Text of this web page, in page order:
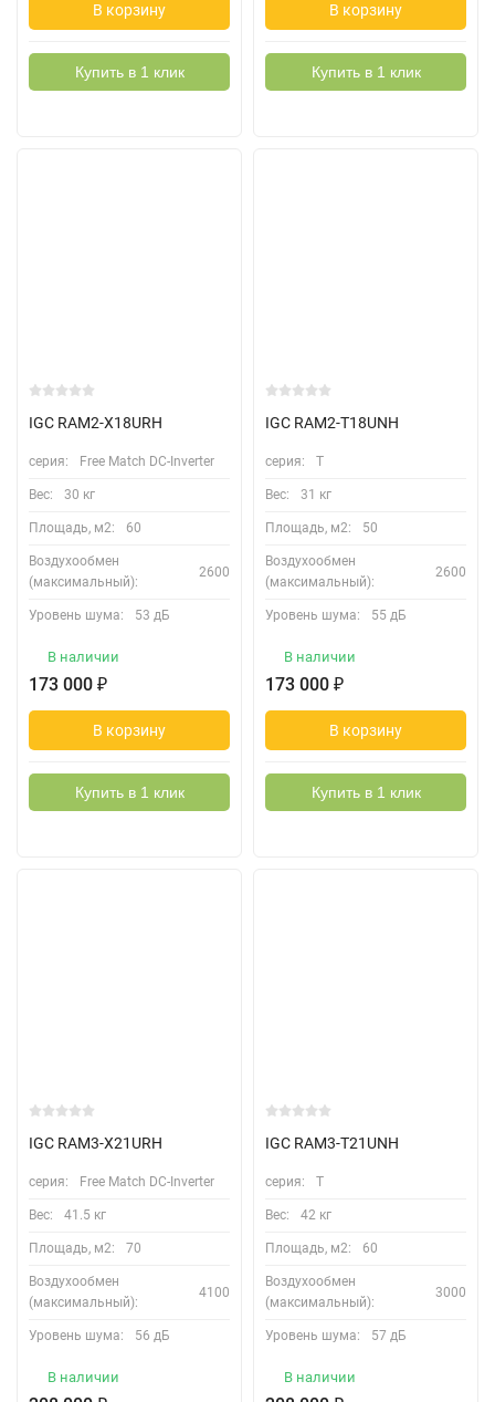
В корзину
Купить в 1 клик
В корзину
Купить в 1 клик
IGC RAM2-X18URH
серия: Free Match DC-Inverter
Вес: 30 кг
Площадь, м2: 60
Воздухообмен
(максимальный):
2600
Уровень шума: 53 дБ
В наличии
173 000 ₽
В корзину
Купить в 1 клик
IGC RAM2-T18UNH
серия: Т
Вес: 31 кг
Площадь, м2: 50
Воздухообмен
(максимальный):
2600
Уровень шума: 55 дБ
В наличии
173 000 ₽
В корзину
Купить в 1 клик
IGC RAM3-X21URH
серия: Free Match DC-Inverter
Вес: 41.5 кг
Площадь, м2: 70
Воздухообмен
(максимальный):
4100
Уровень шума: 56 дБ
В наличии
IGC RAM3-T21UNH
серия: Т
Вес: 42 кг
Площадь, м2: 60
Воздухообмен
(максимальный):
3000
Уровень шума: 57 дБ
В наличии